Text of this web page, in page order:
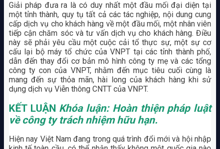
Giải pháp đưa ra là có duy nhất một đầu mối đại diện tại
một tỉnh thành, quy tụ tất cả các tác nghiệp, nội dung cung
cấp dịch vụ cho khách hàng về một đầu mối, một nhân viên
tiếp cận chăm sóc và tư vấn dịch vụ cho khách hàng. Điều
này sẽ phải yêu cầu một cuộc cải tổ thực sự, một sự cơ
cấu lại bộ máy tổ chức của VNPT tại các tỉnh thành phố,
dẫn đến thay đổi cơ bản mô hình công ty mẹ và các tổng
công ty con của VNPT, nhằm đến mục tiêu cuối cùng là
mang đến sự thỏa mãn, hài long của khách hàng khi sử
dụng dịch vụ Viễn thông CNTT của VNPT.
KẾT LUẬN Khóa luận: Hoàn thiện pháp luật
về công ty trách nhiệm hữu hạn.
Hiện nay Việt Nam đang trong quá trình đổi mới và hội nhập